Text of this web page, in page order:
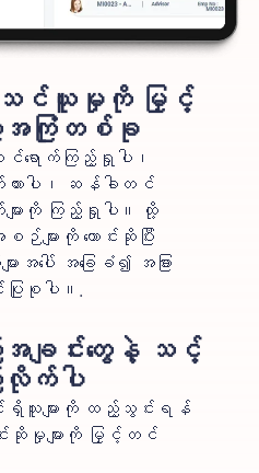
င်ယူမှုကို မြှင့်
အကြုံတစ်ခု
ရောက်ကြည့်ရှုပါ၊
ထားပါ၊ ဆန်ခါတင်
များကို ကြည့်ရှုပါ။ ထို့
ျားကို တောင်းဆိုပြီး
ပေါ် အခြေခံ၍ အခြား
ြုစုပါ။.
အချင်းတွေနဲ့ သင့်
လိုက်ပါ
များကို ထည့်သွင်းရန်
ဆိုမှုများကို မြှင့်တင်